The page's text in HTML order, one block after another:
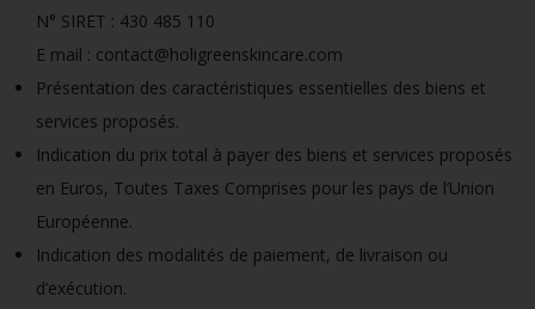
N° SIRET : 430 485 110
E mail : contact@holigreenskincare.com
Présentation des caractéristiques essentielles des biens et
services proposés.
Indication du prix total à payer des biens et services proposés
en Euros, Toutes Taxes Comprises pour les pays de l’Union
Européenne.
Indication des modalités de paiement, de livraison ou
d’exécution.